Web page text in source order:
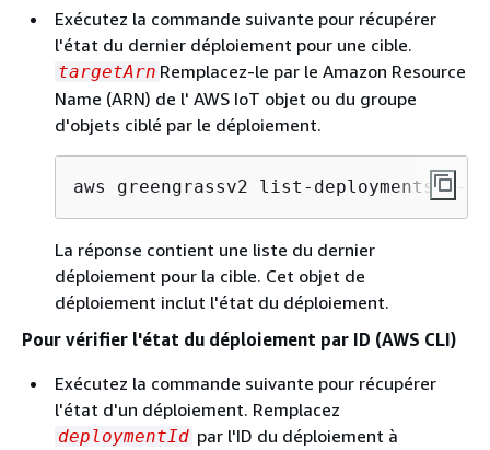
Exécutez la commande suivante pour récupérer
l'état du dernier déploiement pour une cible.
targetArn Remplacez-le par le Amazon Resource
Name (ARN) de l' AWS IoT objet ou du groupe
d'objets ciblé par le déploiement.
aws greengrassv2 list-deployments --
La réponse contient une liste du dernier
déploiement pour la cible. Cet objet de
déploiement inclut l'état du déploiement.
Pour vérifier l'état du déploiement par ID (AWS CLI)
Exécutez la commande suivante pour récupérer
l'état d'un déploiement. Remplacez
deploymentId par l'ID du déploiement à